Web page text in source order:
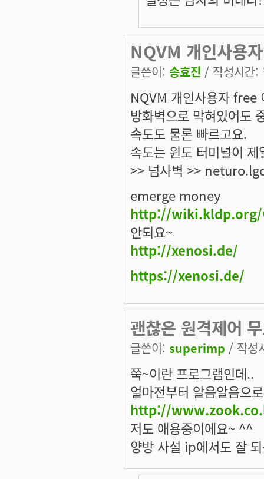
NQVM 개인사용
글쓴이: 송효진 / 작성시간
NQVM 개인사용자 free
방화벽으로 막혀있어도
속도도 물론 빠르고요.
속도는 윈도 터미널이
>> 넘사벽 >>
emerge money
http://
안되요~
http://xenosi.de/
https://xenosi.de/
괜찮은 원격제어
글쓴이: superimp / 작성
쭉~이란 프로그램인데..
얼마전부터 알음알음으
http://
저도 애용중이에요~ ^^
양방 사설 ip에서도 잘